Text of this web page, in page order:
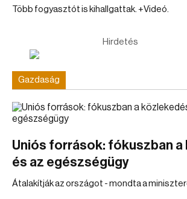
Több fogyasztót is kihallgattak. +Videó.
Hirdetés
Gazdaság
Uniós források: fókuszban a
és az egészségügy
Átalakítják az országot - mondta a